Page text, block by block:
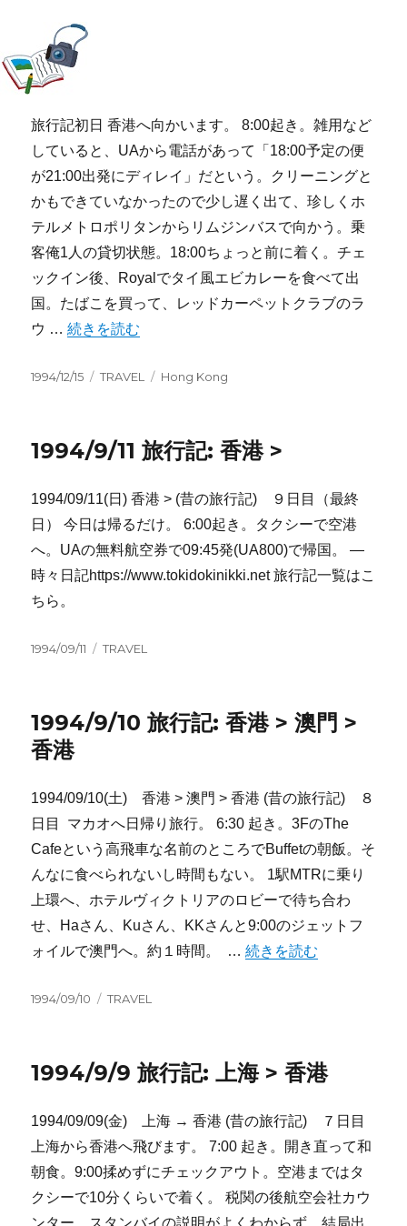
旅行記初日 香港へ向かいます。 8:00起き。雑用など
していると、UAから電話があって「18:00予定の便
が21:00出発にディレイ」だという。クリーニングと
かもできていなかったので少し遅く出て、珍しくホ
テルメトロポリタンからリムジンバスで向かう。乗
客俺1人の貸切状態。18:00ちょっと前に着く。チェ
ックイン後、Royalでタイ風エビカレーを食べて出
国。たばこを買って、レッドカーペットクラブのラ
ウ …“1994/12/15 旅行記 ＞ 香港” の
続きを読む
投
1994/12/15
カ
ー
TRAVEL
タ
Hong Kong
1994/9/11 旅行記: 香港 >
1994/09/11(日) 香港 > (昔の旅行記) ９日目（最終
日） 今日は帰るだけ。 6:00起き。タクシーで空港
へ。UAの無料航空券で09:45発(UA800)で帰国。 —
時々日記https://www.tokidokinikki.net 旅行記一覧はこ
ちら。
投
1994/09/11
カ
ー
TRAVEL
1994/9/10 旅行記: 香港 > 澳門 >
香港
1994/09/10(土) 香港 > 澳門 > 香港 (昔の旅行記) ８
日目 マカオへ日帰り旅行。 6:30 起き。3FのThe
Cafeという高飛車な名前のところでBuffetの朝飯。そ
んなに食べられないし時間もない。 1駅MTRに乗り
上環へ、ホテルヴィクトリアのロビーで待ち合わ
せ、Haさん、Kuさん、KKさんと9:00のジェットフ
ォイルで澳門へ。約１時間。 …“1994/9/10 旅行記: 香港
続きを読む
投
1994/09/10
カ
ー
TRAVEL
1994/9/9 旅行記: 上海 > 香港
1994/09/09(金) 上海 → 香港 (昔の旅行記) ７日目
上海から香港へ飛びます。 7:00 起き。開き直って和
朝食。9:00揉めずにチェックアウト。空港まではタ
クシーで10分くらいで着く。 税関の後航空会社カウ
ンター、スタンバイの説明がよくわからず、結局出